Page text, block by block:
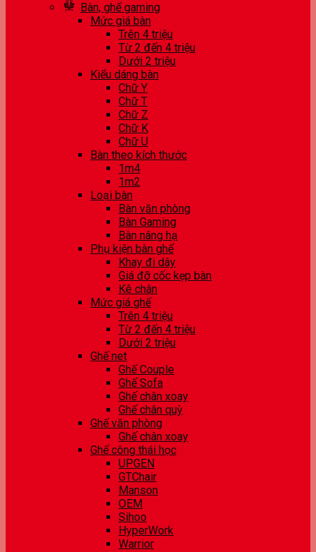
Bàn, ghế gaming
Mức giá bàn
Trên 4 triệu
Từ 2 đến 4 triệu
Dưới 2 triệu
Kiểu dáng bàn
Chữ Y
Chữ T
Chữ Z
Chữ K
Chữ U
Bàn theo kích thước
1m4
1m2
Loại bàn
Bàn văn phòng
Bàn Gaming
Bàn nâng hạ
Phụ kiện bàn ghế
Khay đi dây
Giá đỡ cốc kẹp bàn
Kê chân
Mức giá ghế
Trên 4 triệu
Từ 2 đến 4 triệu
Dưới 2 triệu
Ghế net
Ghế Couple
Ghế Sofa
Ghế chân xoay
Ghế chân quỳ
Ghế văn phòng
Ghế chân xoay
Ghế công thái học
UPGEN
GTChair
Manson
OEM
Sihoo
HyperWork
Warrior